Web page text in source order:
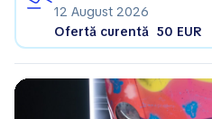
12 August 2026
Ofertă curentă 50 EUR